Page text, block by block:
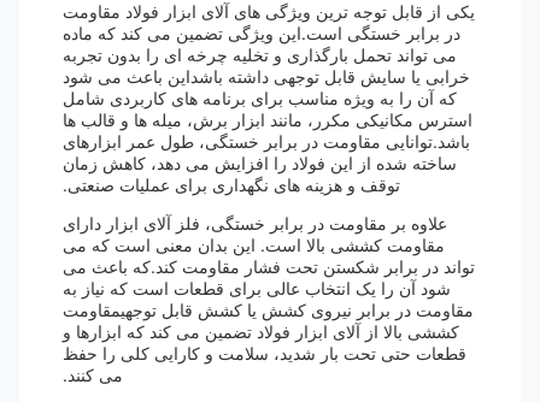
یکی از قابل توجه ترین ویژگی های آلای ابزار فولاد مقاومت
در برابر خستگی است.این ویژگی تضمین می کند که ماده
می تواند تحمل بارگذاری و تخلیه چرخه ای را بدون تجربه
خرابی یا سایش قابل توجهی داشته باشداین باعث می شود
که آن را به ویژه مناسب برای برنامه های کاربردی شامل
استرس مکانیکی مکرر، مانند ابزار برش، میله ها و قالب ها
باشد.توانایی مقاومت در برابر خستگی، طول عمر ابزارهای
ساخته شده از این فولاد را افزایش می دهد، کاهش زمان
توقف و هزینه های نگهداری برای عملیات صنعتی.
علاوه بر مقاومت در برابر خستگی، فلز آلای ابزار دارای
مقاومت کششی بالا است. این بدان معنی است که می
تواند در برابر شکستن تحت فشار مقاومت کند.که باعث می
شود آن را یک انتخاب عالی برای قطعات است که نیاز به
مقاومت در برابر نیروی کشش یا کشش قابل توجهیمقاومت
کششی بالا از آلای ابزار فولاد تضمین می کند که ابزارها و
قطعات حتی تحت بار شدید، سلامت و کارایی کلی را حفظ
می کنند.